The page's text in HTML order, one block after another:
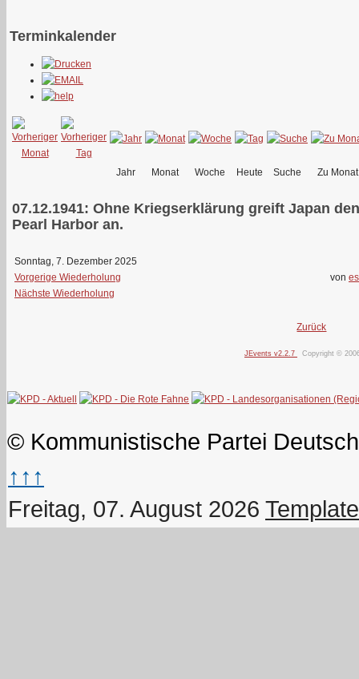
Terminkalender
Jahr Monat Woche Heute Suche Zu Monat
07.12.1941: Ohne Kriegserklärung greift Japan
Pearl Harbor an.
Sonntag, 7. Dezember 2025
Vorgerige Wiederholung
Nächste Wiederholung
von
Zurück
JEvents v2.2.7 Copyright ©
© Kommunistische Partei
↑↑↑
Freitag, 07. August 2026